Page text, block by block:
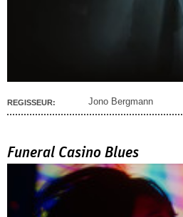
REGISSEUR: Jono Bergmann
Funeral Casino Blues